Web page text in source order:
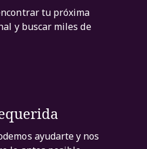
tu próxima
y buscar miles de
ayudarte y nos